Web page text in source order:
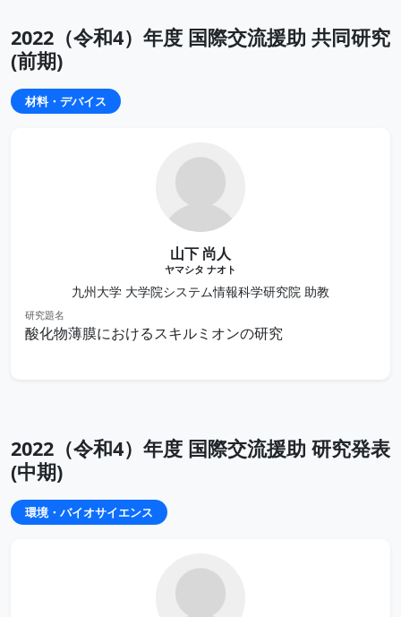
2022（令和4）年度 国際交流援助 共同研究
(前期)
材料・デバイス
山下 尚人
ヤマシタ ナオト
九州大学 大学院システム情報科学研究院 助教
研究題名
酸化物薄膜におけるスキルミオンの研究
2022（令和4）年度 国際交流援助 研究発表
(中期)
環境・バイオサイエンス